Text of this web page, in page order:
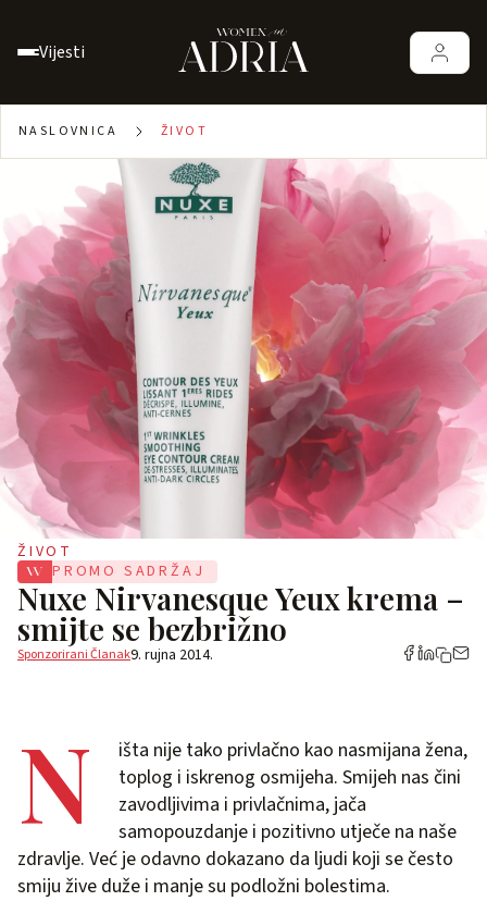
Vijesti
NASLOVNICA ŽIVOT
ŽIVOT
PROMO SADRŽAJ
Nuxe Nirvanesque Yeux krema –
smijte se bezbrižno
Sponzorirani Članak9. rujna 2014.
N
išta nije tako privlačno kao nasmijana žena,
toplog i iskrenog osmijeha. Smijeh nas čini
zavodljivima i privlačnima, jača
samopouzdanje i pozitivno utječe na naše
zdravlje. Već je odavno dokazano da ljudi koji se često
smiju žive duže i manje su podložni bolestima.